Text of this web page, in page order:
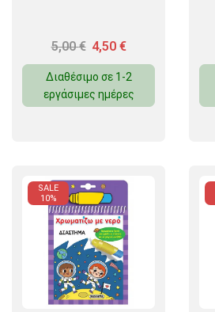
5,00€ 4,50 €
Διαθέσιμο σε 1-2
εργάσιμες ημέρες
SALE
10%